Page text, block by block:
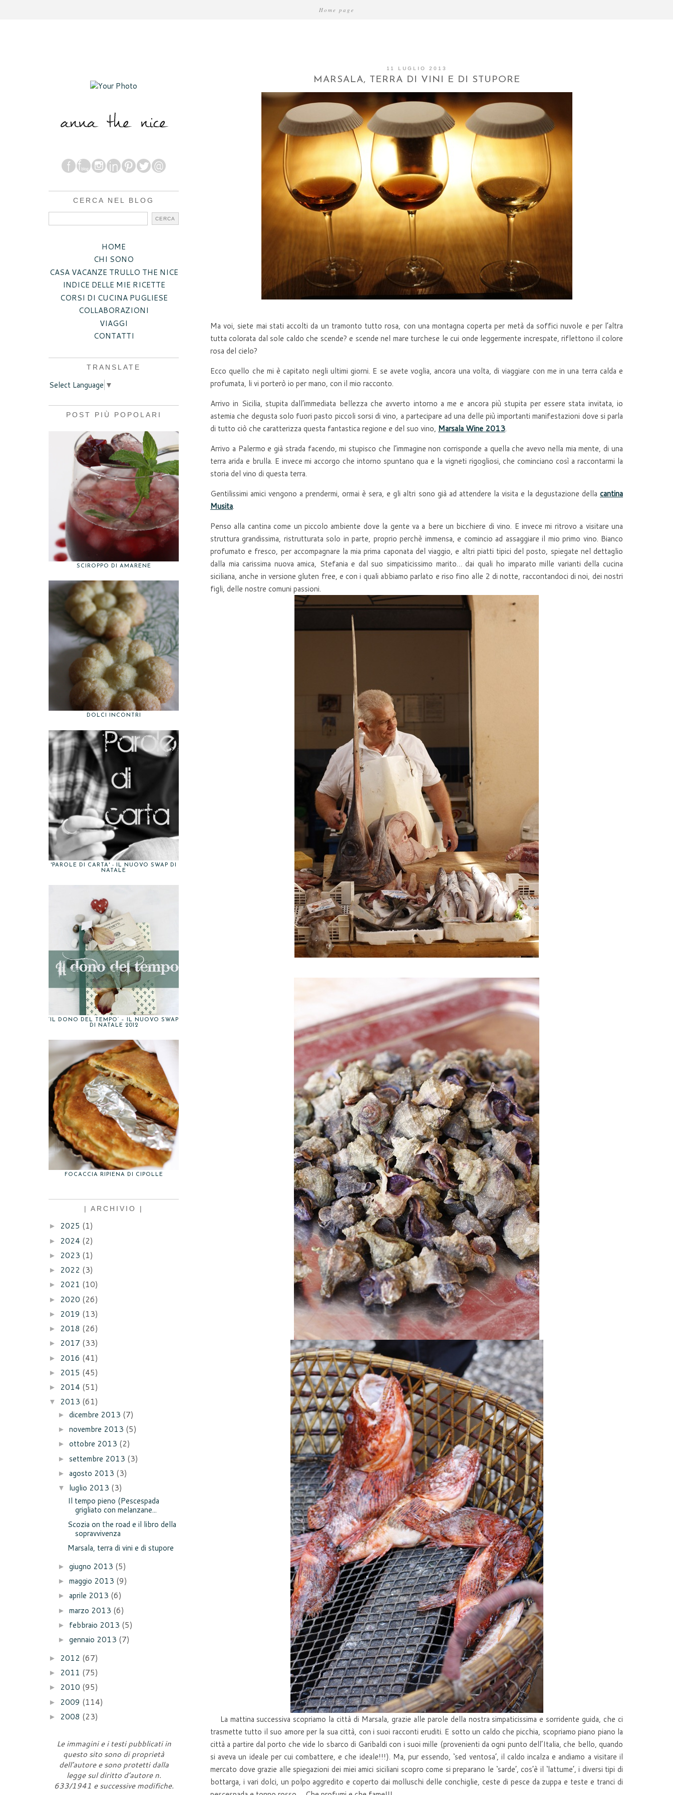
Home page
11 LUGLIO 2013
MARSALA, TERRA DI VINI E DI STUPORE
Ma voi, siete mai stati accolti da un tramonto tutto rosa, con una montagna coperta per metà da soffici nuvole e per l’altra
tutta colorata dal sole caldo che scende? e scende nel mare turchese le cui onde leggermente increspate, riflettono il colore
rosa del cielo?
Ecco quello che mi è capitato negli ultimi giorni. E se avete voglia, ancora una volta, di viaggiare con me in una terra calda e
profumata, li vi porterò io per mano, con il mio racconto.
Arrivo in Sicilia, stupita dall’immediata bellezza che avverto intorno a me e ancora più stupita per essere stata invitata, io
astemia che degusta solo fuori pasto piccoli sorsi di vino, a partecipare ad una delle più importanti manifestazioni dove si parla
di tutto ciò che caratterizza questa fantastica regione e del suo vino, Marsala Wine 2013.
Arrivo a Palermo e già strada facendo, mi stupisco che l’immagine non corrisponde a quella che avevo nella mia mente, di una
terra arida e brulla. E invece mi accorgo che intorno spuntano qua e la vigneti rigogliosi, che cominciano così a raccontarmi la
storia del vino di questa terra.
Gentilissimi amici vengono a prendermi, ormai è sera, e gli altri sono già ad attendere la visita e la degustazione della cantina
Musita.
Penso alla cantina come un piccolo ambiente dove la gente va a bere un bicchiere di vino. E invece mi ritrovo a visitare una
struttura grandissima, ristrutturata solo in parte, proprio perchè immensa, e comincio ad assaggiare il mio primo vino. Bianco
profumato e fresco, per accompagnare la mia prima caponata del viaggio, e altri piatti tipici del posto, spiegate nel dettaglio
dalla mia carissima nuova amica, Stefania e dal suo simpaticissimo marito… dai quali ho imparato mille varianti della cucina
siciliana, anche in versione gluten free, e con i quali abbiamo parlato e riso fino alle 2 di notte, raccontandoci di noi, dei nostri
figli, delle nostre comuni passioni.
La mattina successiva scopriamo la città di Marsala, grazie alle parole della nostra simpaticissima e sorridente guida, che ci
trasmette tutto il suo amore per la sua città, con i suoi racconti eruditi. E sotto un caldo che picchia, scopriamo piano piano la
città a partire dal porto che vide lo sbarco di Garibaldi con i suoi mille (provenienti da ogni punto dell’Italia, che bello, quando
si aveva un ideale per cui combattere, e che ideale!!!). Ma, pur essendo, ‘sed ventosa’, il caldo incalza e andiamo a visitare il
mercato dove grazie alle spiegazioni dei miei amici siciliani scopro come si preparano le ‘sarde’, cos’è il ‘lattume’, i diversi tipi di
bottarga, i vari dolci, un polpo aggredito e coperto dai molluschi delle conchiglie, ceste di pesce da zuppa e teste e tranci di
CERCA NEL BLOG
HOME
CHI SONO
CASA VACANZE TRULLO THE NICE
INDICE DELLE MIE RICETTE
CORSI DI CUCINA PUGLIESE
COLLABORAZIONI
VIAGGI
CONTATTI
TRANSLATE
Select Language ▼
POST PIÙ POPOLARI
SCIROPPO DI AMARENE
DOLCI INCONTRI
'PAROLE DI CARTA' - IL NUOVO SWAP DI
NATALE
‘IL DONO DEL TEMPO’ – IL NUOVO SWAP
DI NATALE 2012
FOCACCIA RIPIENA DI CIPOLLE
| ARCHIVIO |
► 2025 (1)
► 2024 (2)
► 2023 (1)
► 2022 (3)
► 2021 (10)
► 2020 (26)
► 2019 (13)
► 2018 (26)
► 2017 (33)
► 2016 (41)
► 2015 (45)
► 2014 (51)
▼ 2013 (61)
► dicembre 2013 (7)
► novembre 2013 (5)
► ottobre 2013 (2)
► settembre 2013 (3)
► agosto 2013 (3)
▼ luglio 2013 (3)
Il tempo pieno (Pescespada
grigliato con melanzane...
Scozia on the road e il libro della
sopravvivenza
Marsala, terra di vini e di stupore
► giugno 2013 (5)
► maggio 2013 (9)
► aprile 2013 (6)
► marzo 2013 (6)
► febbraio 2013 (5)
► gennaio 2013 (7)
► 2012 (67)
► 2011 (75)
► 2010 (95)
► 2009 (114)
► 2008 (23)
Le immagini e i testi pubblicati in
questo sito sono di proprietà
dell’autore e sono protetti dalla
legge sul diritto d’autore n.
633/1941 e successive modifiche.